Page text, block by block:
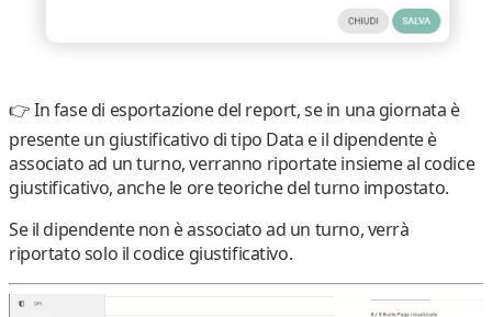
👉 In fase di esportazione del report, se in una giornata è
presente un giustificativo di tipo Data e il dipendente è
associato ad un turno,verranno riportate insieme al codice
giustificativo, anche le ore teoriche del turno impostato.
Se il dipendentenon è associato ad un turno, verrà
riportatosolo il codice giustificativo.